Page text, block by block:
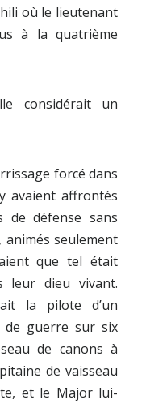
où le lieutenant
à la quatrième
considérait un
forcé dans
avaient affrontés
de défense sans
seulement
que tel était
dieu vivant.
la pilote d’un
de guerre sur six
de canons à
de vaisseau
et le Major lui-